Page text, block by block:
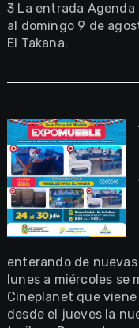
3 La entrada Agenda
al domingo 9 de
El Takana.
enterando de
lunes a miércoles se
Cineplanet que
desde el jueves la